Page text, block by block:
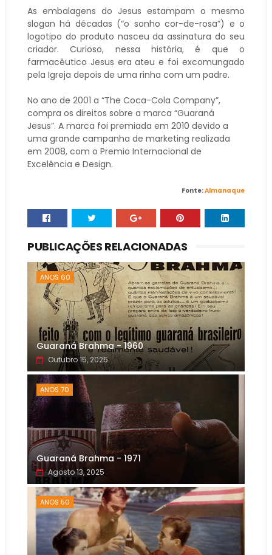
As embalagens do Jesus estampam o mesmo
slogan há décadas (“o sonho cor-de-rosa”) e o
logotipo do produto nasceu da assinatura do seu
criador. Curioso, nessa história, é que o
farmacêutico Jesus era ateu e foi excomungado
pela Igreja depois de uma rinha com um padre.
No ano de 2001 a “The Coca-Cola Company”,
compra os direitos sobre a marca “Guaraná
Jesus”. A marca foi premiada em 2010 devido a
uma grande campanha de marketing realizada
em 2008, com o Premio Internacional de
Excelência e Design.
Fonte:Almanaque
PUBLICAÇÕES RELACIONADAS
ANOS 60
Guaraná Brahma - 1960
Outubro 15, 2025
ANOS 70
Guaraná Brahma - 1971
Agosto 13, 2025
ANOS 50